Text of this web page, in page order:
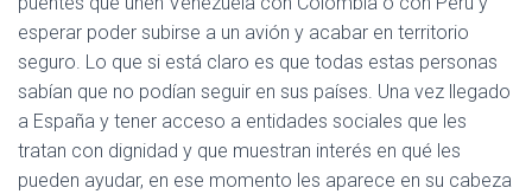
esperar poder subirse a un avión y acabar en territorio
seguro. Lo que si está claro es que todas estas personas
sabían que no podían seguir en sus países. Una vez llegado
a España y tener acceso a entidades sociales que les
tratan con dignidad y que muestran interés en qué les
pueden ayudar, en ese momento les aparece en su cabeza